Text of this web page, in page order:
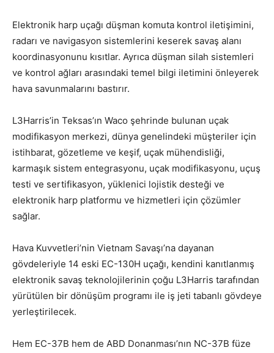
Elektronik harp uçağı düşman komuta kontrol iletişimini,
radarı ve navigasyon sistemlerini keserek savaş alanı
koordinasyonunu kısıtlar. Ayrıca düşman silah sistemleri
ve kontrol ağları arasındaki temel bilgi iletimini önleyerek
hava savunmalarını bastırır.
L3Harris’in Teksas’ın Waco şehrinde bulunan uçak
modifikasyon merkezi, dünya genelindeki müşteriler için
istihbarat, gözetleme ve keşif, uçak mühendisliği,
karmaşık sistem entegrasyonu, uçak modifikasyonu, uçuş
testi ve sertifikasyon, yüklenici lojistik desteği ve
elektronik harp platformu ve hizmetleri için çözümler
sağlar.
Hava Kuvvetleri’nin Vietnam Savaşı’na dayanan
gövdeleriyle 14 eski EC-130H uçağı, kendini kanıtlanmış
elektronik savaş teknolojilerinin çoğu L3Harris tarafından
yürütülen bir dönüşüm programı ile iş jeti tabanlı gövdeye
yerleştirilecek.
Hem EC-37B hem de ABD Donanması’nın NC-37B füze